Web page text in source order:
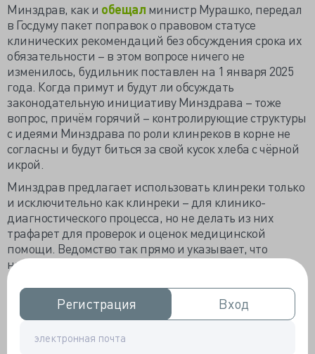
Регистрация
Регистрация Вход
Вход
Минздрав, как и обещал министр Мурашко, передал
в Госдуму пакет поправок о правовом статусе
клинических рекомендаций без обсуждения срока их
обязательности – в этом вопросе ничего не
изменилось, будильник поставлен на 1 января 2025
года. Когда примут и будут ли обсуждать
законодательную инициативу Минздрава – тоже
вопрос, причём горячий – контролирующие структуры
с идеями Минздрава по роли клинреков в корне не
согласны и будут биться за свой кусок хлеба с чёрной
икрой.
Минздрав предлагает использовать клинреки только
и исключительно как клинреки – для клинико-
диагностического процесса, но не делать из них
трафарет для проверок и оценок медицинской
помощи. Ведомство так прямо и указывает, что
никакой надзорный орган не может по клинрекам
сверять качество и безопасность медицинской
помощи, а эксперты не имеют право исследовать
качество медпомощи по написанному в клинреках.
Клинреки отдельно, критерии качества и
безопасности отдельно.